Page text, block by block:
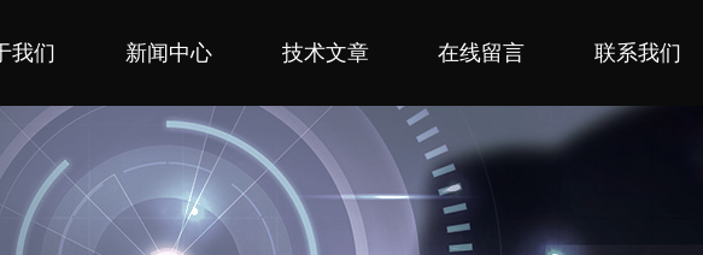
我们 新闻中心 技术文章 在线留言 联系我们